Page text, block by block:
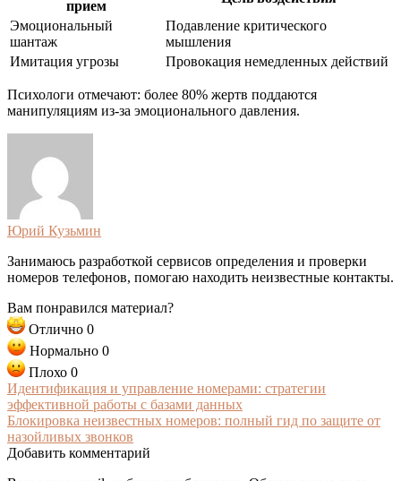
прием
Эмоциональный
шантаж
Подавление критического
мышления
Имитация угрозы
Провокация немедленных действий
Психологи отмечают: более 80% жертв поддаются
манипуляциям из-за эмоционального давления.
Юрий Кузьмин
Занимаюсь разработкой сервисов определения и проверки
номеров телефонов, помогаю находить неизвестные контакты.
Вам понравился материал?
Отлично 0
Нормально 0
Плохо 0
Идентификация и управление номерами: стратегии
эффективной работы с базами данных
Блокировка неизвестных номеров: полный гид по защите от
назойливых звонков
Добавить комментарий